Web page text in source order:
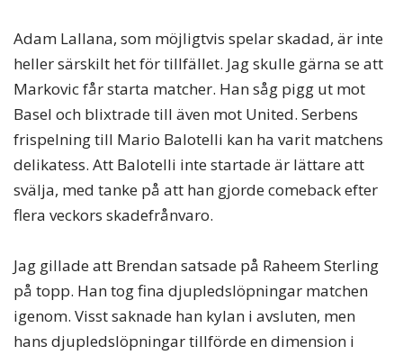
Adam Lallana, som möjligtvis spelar skadad, är inte
heller särskilt het för tillfället. Jag skulle gärna se att
Markovic får starta matcher. Han såg pigg ut mot
Basel och blixtrade till även mot United. Serbens
frispelning till Mario Balotelli kan ha varit matchens
delikatess. Att Balotelli inte startade är lättare att
svälja, med tanke på att han gjorde comeback efter
flera veckors skadefrånvaro.
Jag gillade att Brendan satsade på Raheem Sterling
på topp. Han tog fina djupledslöpningar matchen
igenom. Visst saknade han kylan i avsluten, men
hans djupledslöpningar tillförde en dimension i